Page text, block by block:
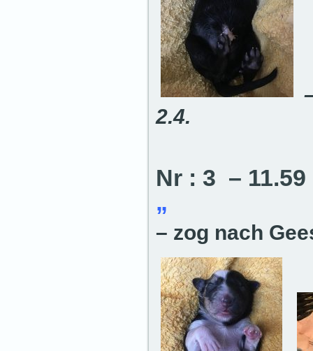
2.4.
Nr : 3 –
„
– zog nach